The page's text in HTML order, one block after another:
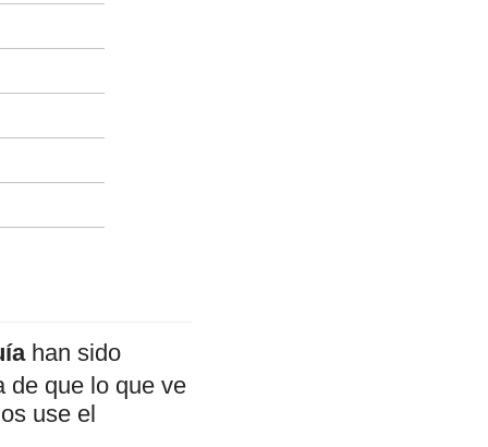
han sido
de que lo que ve
use el